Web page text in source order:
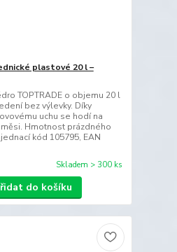
plastové 20 l –
TOPTRADE o objemu 20 l
bez výlevky. Díky
uchu se hodí na
Hmotnost prázdného
kód 105795, EAN
Skladem > 300 ks
do košíku